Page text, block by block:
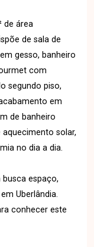
de área
de sala de
gesso, banheiro
com
segundo piso,
em
de banheiro
solar,
no dia a dia.
espaço,
Uberlândia.
conhecer este